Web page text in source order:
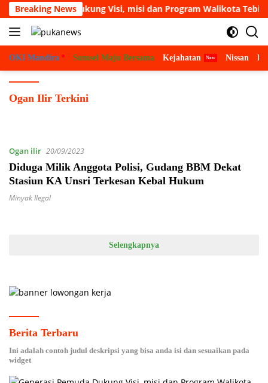
Langsung
ke
konten
Breaking News
Pemuda Dukung Visi, misi dan Program Walikota Tebing
OKI Mandira Sumsel Maju Bersama Kejahatan Nissan
Ogan Ilir Terkini
Ogan ilir 20/09/2023
Diduga Milik Anggota Polisi, Gudang BBM Dekat
Stasiun KA Unsri Terkesan Kebal Hukum
Minyak Ilegal
Selengkapnya
Berita Terbaru
Ini adalah contoh judul deskripsi yang bisa anda isi dan sesuaikan pada
widget